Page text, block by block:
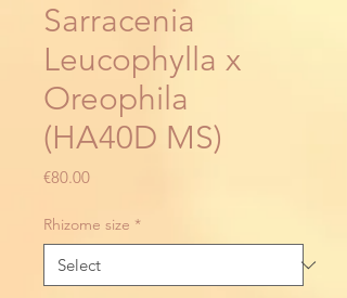
Sarracenia
Leucophylla x
Oreophila
(HA40D MS)
€80.00Price
Rhizome size *